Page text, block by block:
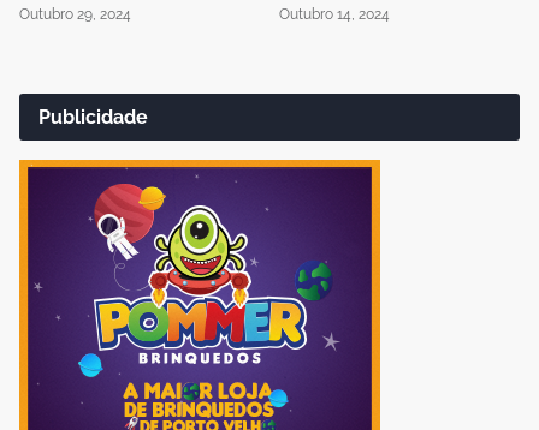
Outubro 29, 2024 Outubro 14, 2024
Publicidade